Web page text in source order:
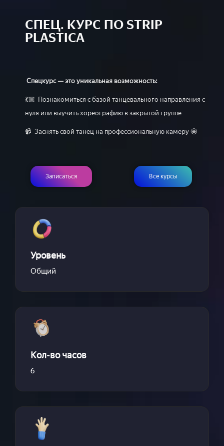
Детские 5+
Взрослые 16+
Контакты
Приложение
Online
СПЕЦ. КУРС ПО STRIP
PLASTICA
Спецкурс — это уникальная возможность:
💃🏼 Познакомиться с базой танцевального направления с
нуля или выучить хореографию в закрытой группе
📹 Заснять свой танец на профессиональную камеру 🤩
Записаться Все курсы
Уровень
Общий
Кол-во часов
6